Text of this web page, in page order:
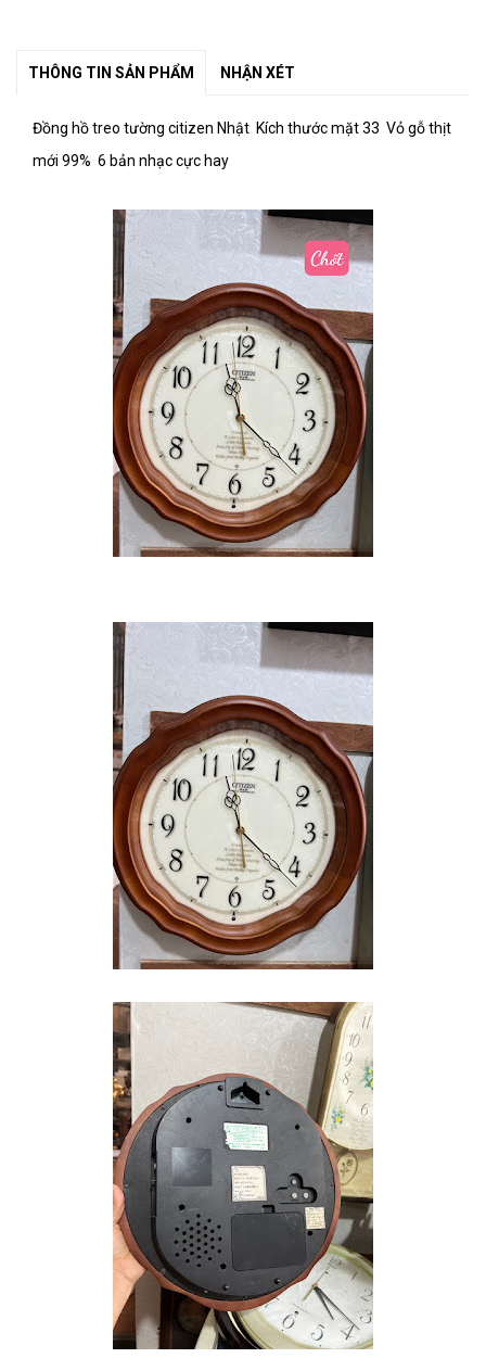
THÔNG TIN SẢN PHẨM NHẬN XÉT
Đồng hồ treo tường citizen Nhật Kích thước mặt 33 Vỏ gỗ thịt
mới 99% 6 bản nhạc cực hay